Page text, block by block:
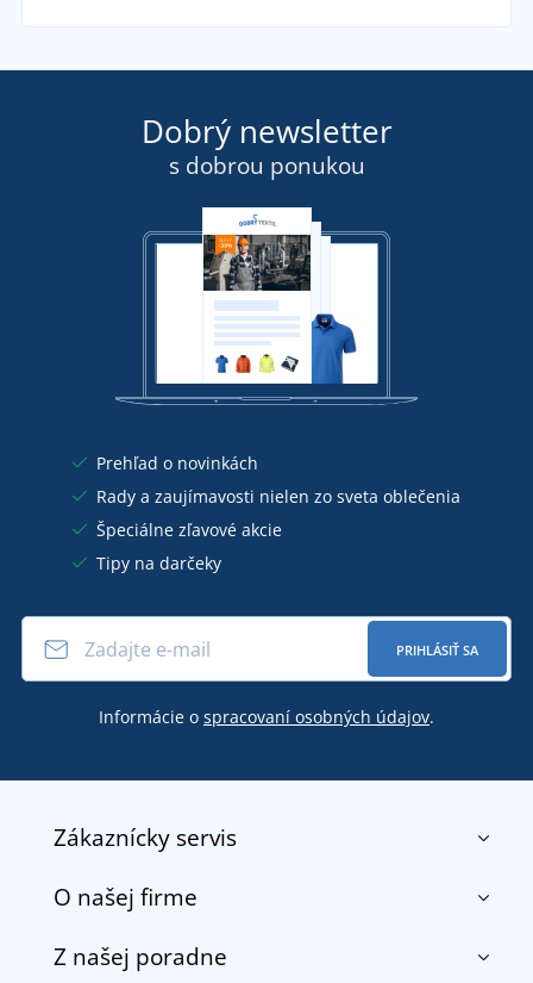
Dobrý newsletter
s dobrou ponukou
Prehľad o novinkách
Rady a zaujímavosti nielen zo sveta oblečenia
Špeciálne zľavové akcie
Tipy na darčeky
PRIHLÁSIŤ SA
Informácie o spracovaní osobných údajov.
Zákaznícky servis
Kontakt
Doprava a platba
O našej firme
O nás
Z našej poradne